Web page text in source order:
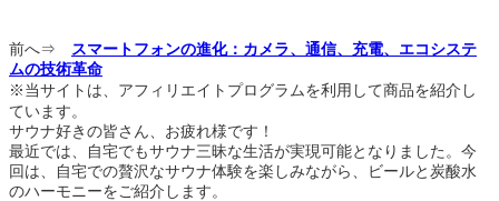
前へ⇒
スマートフォンの進化：カメラ、通信、充電、エコシステ
ムの技術革命
※当サイトは、アフィリエイトプログラムを利用して商品を紹介し
ています。
サウナ好きの皆さん、お疲れ様です！
最近では、自宅でもサウナ三昧な生活が実現可能となりました。今
回は、自宅での贅沢なサウナ体験を楽しみながら、ビールと炭酸水
のハーモニーをご紹介します。